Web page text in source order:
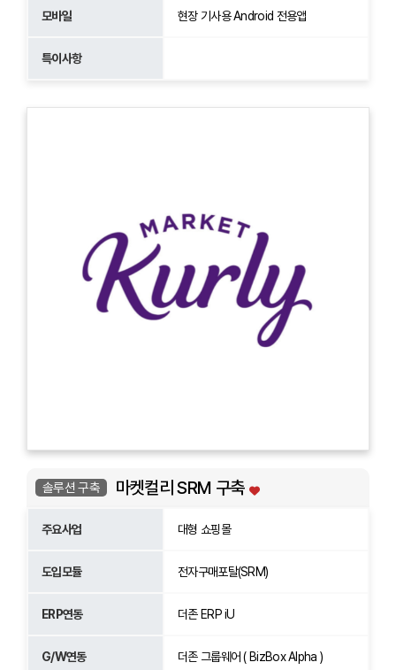
모바일 현장 기사용 Android 전용앱
특이사항
솔루션 구축 마켓컬리 SRM 구축
주요사업 대형 쇼핑몰
도입모듈 전자구매포탈(SRM)
ERP연동 더존 ERP iU
G/W연동 더존 그룹웨어 ( BizBox Alpha )